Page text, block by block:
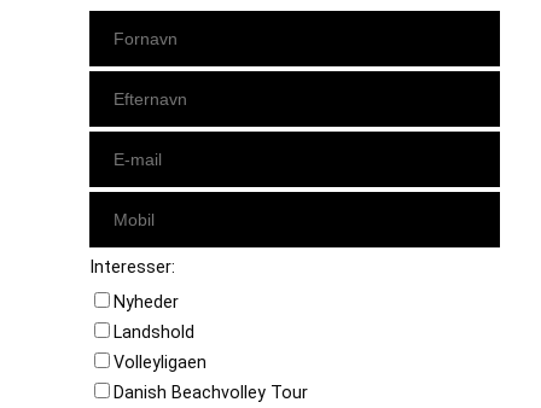
Interesser:
Nyheder
Landshold
Volleyligaen
Danish Beachvolley Tour